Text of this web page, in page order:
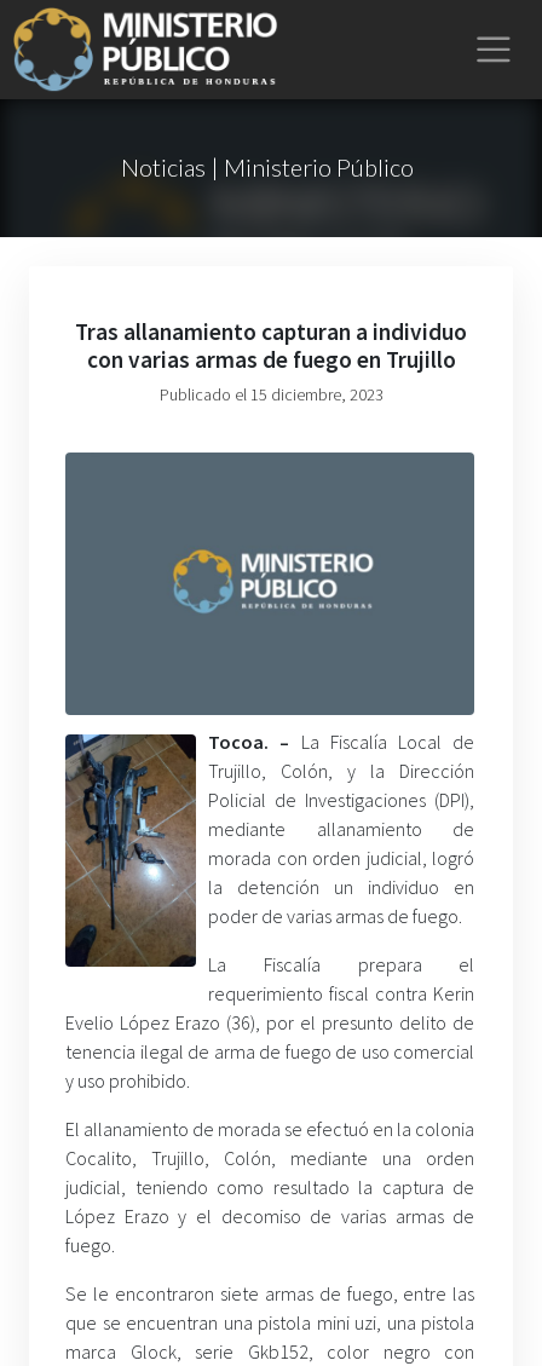
Noticias | Ministerio Público
Tras allanamiento capturan a individuo
con varias armas de fuego en Trujillo
Publicado el 15 diciembre, 2023
Tocoa. – La Fiscalía Local de
Trujillo, Colón, y la Dirección
Policial de Investigaciones (DPI),
mediante allanamiento de
morada con orden judicial, logró
la detención un individuo en
poder de varias armas de fuego.
La Fiscalía prepara el
requerimiento fiscal contra Kerin
Evelio López Erazo (36), por el presunto delito de
tenencia ilegal de arma de fuego de uso comercial
y uso prohibido.
El allanamiento de morada se efectuó en la colonia
Cocalito, Trujillo, Colón, mediante una orden
judicial, teniendo como resultado la captura de
López Erazo y el decomiso de varias armas de
fuego.
Se le encontraron siete armas de fuego, entre las
que se encuentran una pistola mini uzi, una pistola
marca Glock, serie Gkb152, color negro con